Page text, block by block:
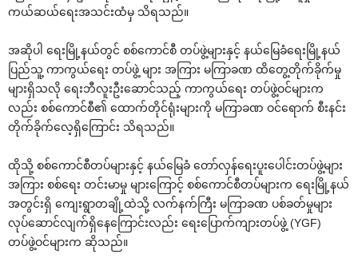
ကယ်ဆယ်ရေးအသင်းထံမှ သိရသည်။
အဆိုပါ ရေးမြို့နယ်တွင် စစ်ကောင်စီ တပ်ဖွဲ့များနှင့် နယ်မြေခံရေးမြို့နယ်
ပြည်သူ့ ကာကွယ်ရေး တပ်ဖွဲ့ များ အကြား မကြာခဏ ထိတွေ့တိုက်ခိုက်မှု
များရှိသလို ရေးဘီလူးဦးဆောင်သည့် ကာကွယ်ရေး တပ်ဖွဲ့ဝင်များက
လည်း စစ်ကောင်စီ၏ ထောက်တိုင်ရုံးများကို မကြာခဏ ဝင်ရောက် စီးနင်း
တိုက်ခိုက်လေ့ရှိကြောင်း သိရသည်။
ထိုသို့ စစ်ကောင်စီတပ်များနှင့် နယ်မြေခံ တော်လှန်ရေးပူးပေါင်းတပ်ဖွဲ့များ
အကြား စစ်ရေး တင်းမာမှု များကြောင့် စစ်ကောင်စီတပ်များက ရေးမြို့နယ်
အတွင်းရှိ ကျေးရွာတချို့ထဲသို့ လက်နက်ကြီး မကြာခဏ ပစ်ခတ်မှုများ
လုပ်ဆောင်လျက်ရှိနေကြောင်းလည်း ရေးပြောက်ကျားတပ်ဖွဲ့ (YGF)
တပ်ဖွဲ့ဝင်များက ဆိုသည်။